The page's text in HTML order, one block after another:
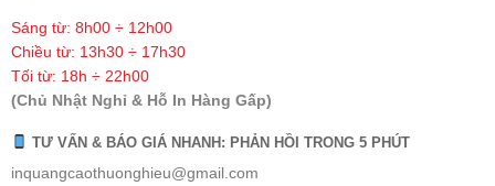
Sáng từ: 8h00 ÷ 12h00
Chiều từ: 13h30 ÷ 17h30
Tối từ: 18h ÷ 22h00
(Chủ Nhật Nghỉ & Hỗ In Hàng Gấp)
TƯ VẤN & BÁO GIÁ NHANH: PHẢN HỒI TRONG 5 PHÚT
inquangcaothuonghieu@gmail.com